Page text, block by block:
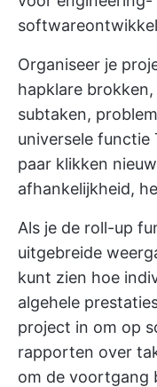
Organiseer je
hapklare
subtaken,
universele functie
paar klikken
afhankelijkheid,
Als je de roll-up
uitgebreide
kunt zien hoe
algehele
project in om op
rapporten over
om de voortgang